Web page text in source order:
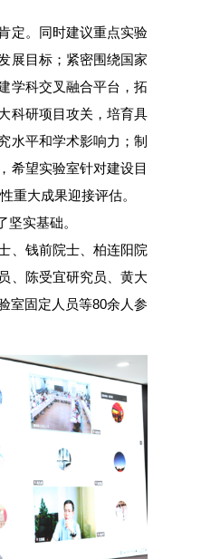
定。同时建议重点实验
展目标；紧密围绕国家
学科交叉融合平台，拓
科研项目攻关，培育具
水平和学术影响力；制
希望实验室针对建设目
重大成果迎接评估。
实基础。
、钱前院士、柏连阳院
、陈受宜研究员、黄大
室固定人员等80余人参